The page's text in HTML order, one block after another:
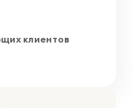
клиентов